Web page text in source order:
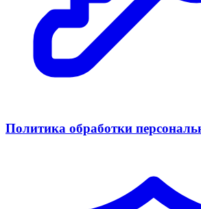
Политика обработки